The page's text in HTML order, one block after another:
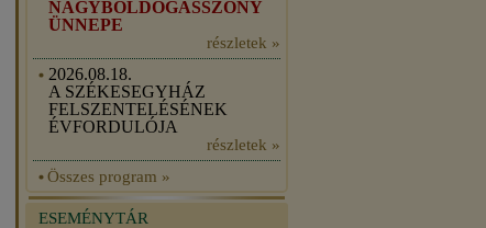
NAGYBOLDOGASSZONY
ÜNNEPE
részletek »
2026.08.18.
A SZÉKESEGYHÁZ
FELSZENTELÉSÉNEK
ÉVFORDULÓJA
részletek »
Összes program »
ESEMÉNYTÁR